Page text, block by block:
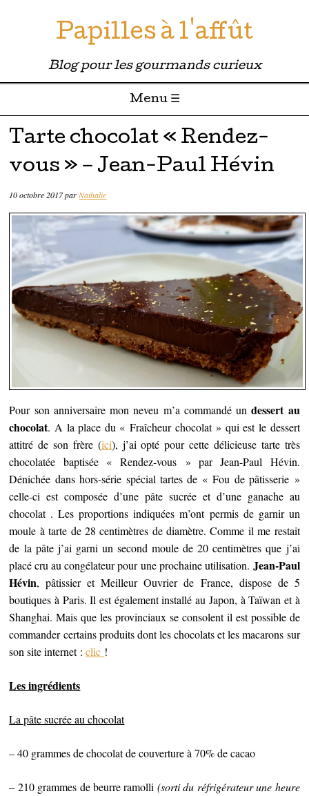
Papilles à l'affût
Blog pour les gourmands curieux
Menu ☰
Passer directement au contenu
Tarte chocolat « Rendez-
vous » – Jean-Paul Hévin
10 octobre 2017parNathalie
Pour son anniversaire mon neveu m’a commandé undessert au
chocolat. A la place du « Fraîcheur chocolat » qui est le dessert
attitré de son frère (ici), j’ai opté pour cette délicieuse tarte très
chocolatée baptisée « Rendez-vous » par Jean-Paul Hévin.
Dénichée dans hors-série spécial tartes de « Fou de pâtisserie »
celle-ci est composée d’une pâte sucrée et d’une ganache au
chocolat . Les proportions indiquées m’ont permis de garnir un
moule à tarte de 28 centimètres de diamètre. Comme il me restait
de la pâte j’ai garni un second moule de 20 centimètres que j’ai
placé cru au congélateur pour une prochaine utilisation. Jean-Paul
Hévin, pâtissier et Meilleur Ouvrier de France, dispose de 5
boutiques à Paris. Il est également installé au Japon, à Taïwan et à
Shanghai. Mais que les provinciaux se consolent il est possible de
commander certains produits dont les chocolats et les macarons sur
son site internet :clic !
Les ingrédients
La pâte sucrée au chocolat
– 40 grammes de chocolat de couverture à 70% de cacao
– 210 grammes de beurre ramolli (sorti du réfrigérateur une heure